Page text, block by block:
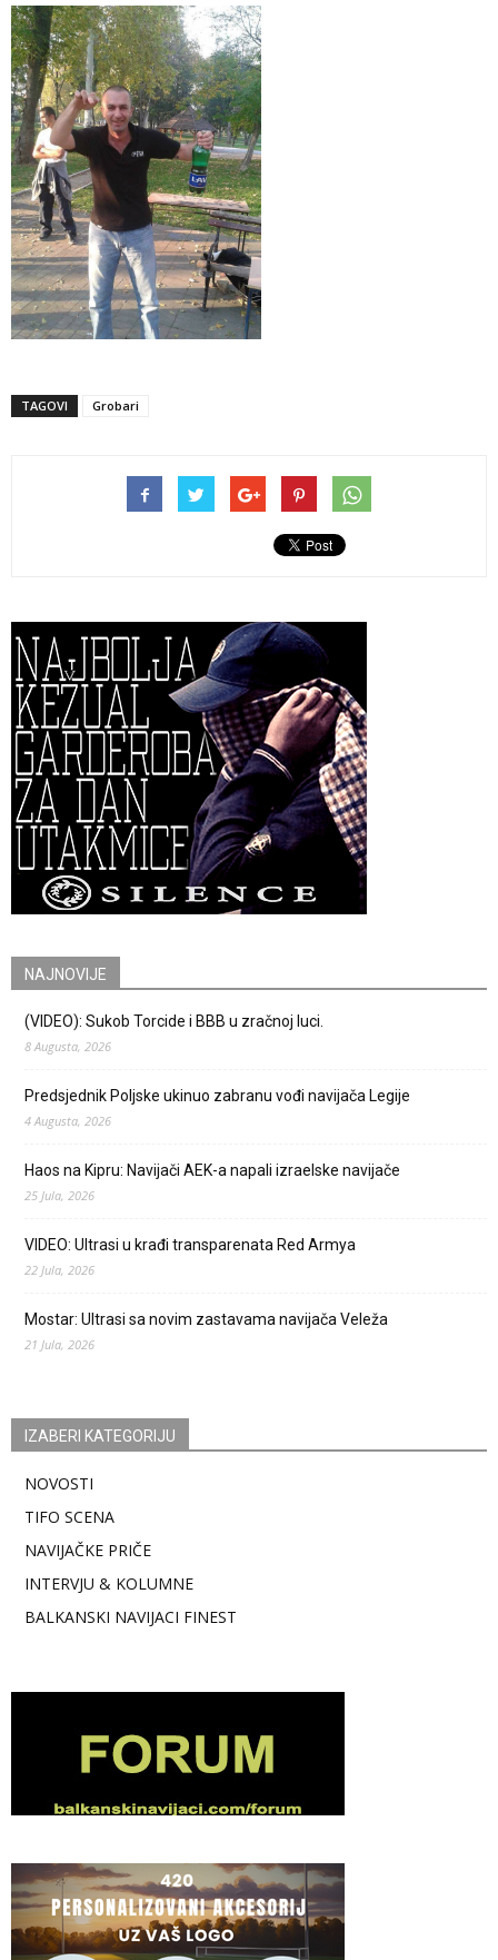
TAGOVI Grobari
NAJNOVIJE
(VIDEO): Sukob Torcide i BBB u zračnoj luci.
8 Augusta, 2026
Predsjednik Poljske ukinuo zabranu vođi navijača Legije
4 Augusta, 2026
Haos na Kipru: Navijači AEK-a napali izraelske navijače
25 Jula, 2026
VIDEO: Ultrasi u krađi transparenata Red Armya
22 Jula, 2026
Mostar: Ultrasi sa novim zastavama navijača Veleža
21 Jula, 2026
IZABERI KATEGORIJU
NOVOSTI
TIFO SCENA
NAVIJAČKE PRIČE
INTERVJU & KOLUMNE
BALKANSKI NAVIJACI FINEST